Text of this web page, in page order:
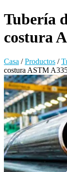
Tubería
costura
Casa /Productos /
costura ASTM